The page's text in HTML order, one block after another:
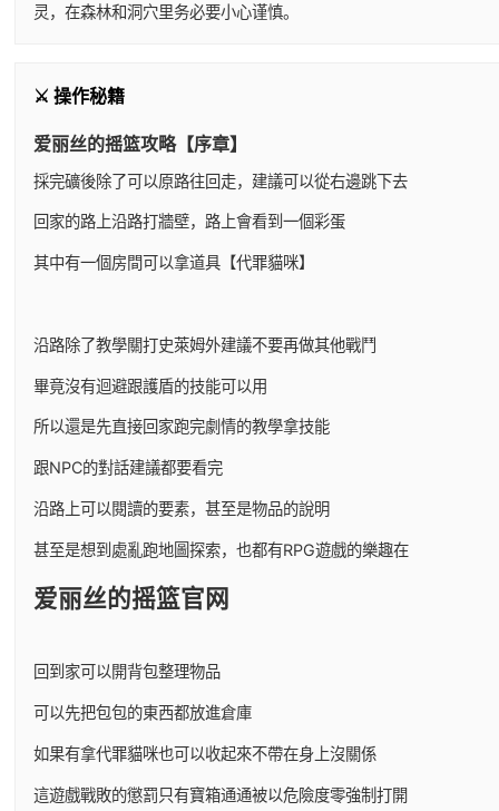
灵，在森林和洞穴里务必要小心谨慎。
⚔️ 操作秘籍
爱丽丝的摇篮攻略【序章】
採完礦後除了可以原路往回走，建議可以從右邊跳下去
回家的路上沿路打牆壁，路上會看到一個彩蛋
其中有一個房間可以拿道具【代罪貓咪】
沿路除了教學關打史萊姆外建議不要再做其他戰鬥
畢竟沒有迴避跟護盾的技能可以用
所以還是先直接回家跑完劇情的教學拿技能
跟NPC的對話建議都要看完
沿路上可以閱讀的要素，甚至是物品的說明
甚至是想到處亂跑地圖探索，也都有RPG遊戲的樂趣在
爱丽丝的摇篮官网
回到家可以開背包整理物品
可以先把包包的東西都放進倉庫
如果有拿代罪貓咪也可以收起來不帶在身上沒關係
這遊戲戰敗的懲罰只有寶箱通通被以危險度零強制打開